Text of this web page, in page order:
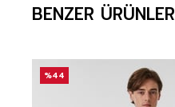
BENZER ÜRÜNLER
%44